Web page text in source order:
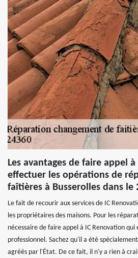
Les avantages de faire appel
effectuer les opérations de
faîtières à Busserolles dans le
Le fait de recourir aux services de IC
les propriétaires des maisons. Pour les
nécessaire de faire appel à IC Renovation qui
professionnel. Sachez qu'il a été
agréés par l'État. De ce fait, il n'y a rien à